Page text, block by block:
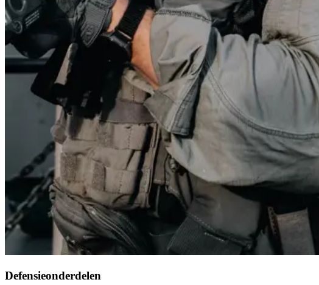
Defensieonderdelen